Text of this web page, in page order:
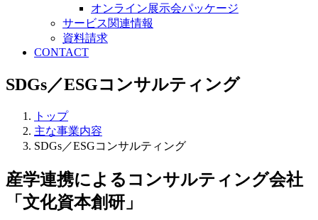
オンライン展示会パッケージ
サービス関連情報
資料請求
CONTACT
SDGs／ESGコンサルティング
トップ
主な事業内容
SDGs／ESGコンサルティング
産学連携によるコンサルティング会社
「文化資本創研」